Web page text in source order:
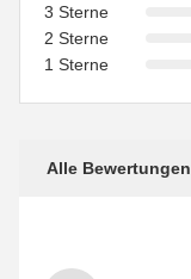
3 Sterne
2 Sterne
1 Sterne
Alle Bewertungen